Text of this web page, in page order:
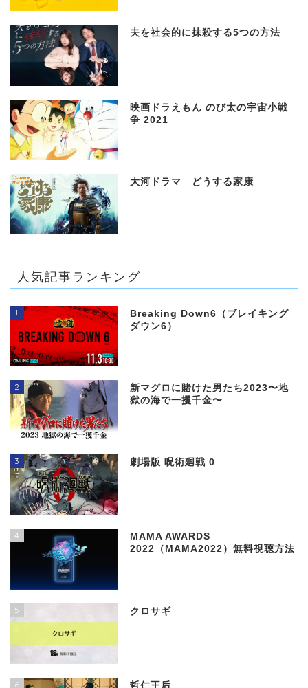
夫を社会的に抹殺する5つの方法
映画ドラえもん のび太の宇宙小戦
争 2021
大河ドラマ どうする家康
人気記事ランキング
1
Breaking Down6（ブレイキング
ダウン6）
2
新マグロに賭けた男たち2023〜地
獄の海で一攫千金〜
3 劇場版 呪術廻戦 0
4
MAMA AWARDS
2022（MAMA2022）無料視聴方法
5 クロサギ
6 哲仁王后